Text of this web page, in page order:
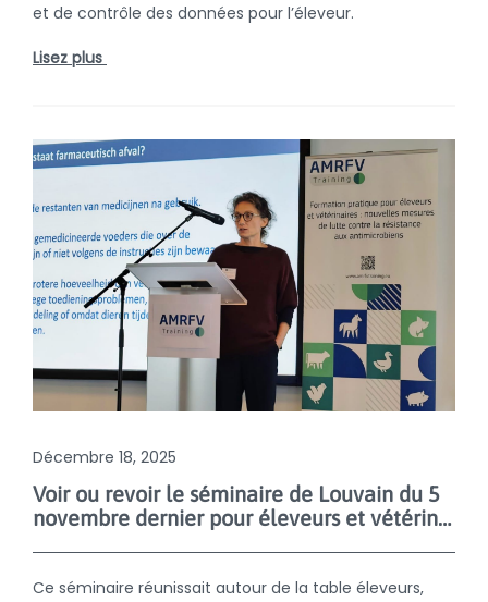
et de contrôle des données pour l’éleveur.
Lisez plus
Décembre 18, 2025
Voir ou revoir le séminaire de Louvain du 5
novembre dernier pour éleveurs et vétérinaires
Ce séminaire réunissait autour de la table éleveurs,